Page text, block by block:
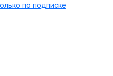
по подписке